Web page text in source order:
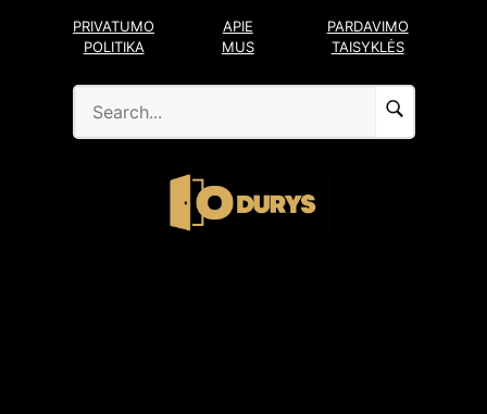
PRIVATUMO
POLITIKA
APIE
MUS
PARDAVIMO
TAISYKLĖS